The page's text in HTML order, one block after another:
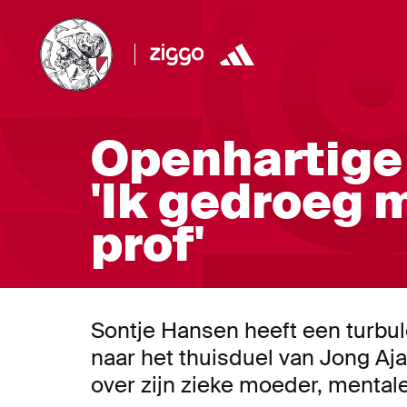
'Ik gedroeg
prof'
Sontje Hansen heeft een
naar het thuisduel van Jong
over zijn zieke moeder,